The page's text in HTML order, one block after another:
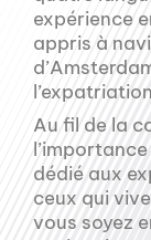
expérience
appris à
Au fil de la
dédié aux
ceux qui
vous soyez